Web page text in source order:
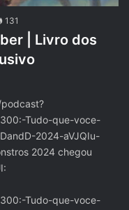
131
| Livro dos
Tudo-que-voce-
2024-aVJQIu-
2024 chegou
Tudo-que-voce-